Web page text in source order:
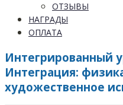
ОТЗЫВЫ
НАГРАДЫ
ОПЛАТА
Интегрированный
Интеграция:
художественное